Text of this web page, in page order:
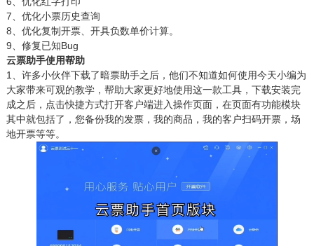
7、优化小票历史查询
8、优化复制开票、开具负数单价计算。
9、修复已知Bug
云票助手使用帮助
1、许多小伙伴下载了暗票助手之后，他们不知道如何使用今天小编为
大家带来可观的教学，帮助大家更好地使用这一款工具，下载安装完
成之后，点击快捷方式打开客户端进入操作页面，在页面有功能模块
其中就包括了，您备份我的发票，我的商品，我的客户扫码开票，场
地开票等等。